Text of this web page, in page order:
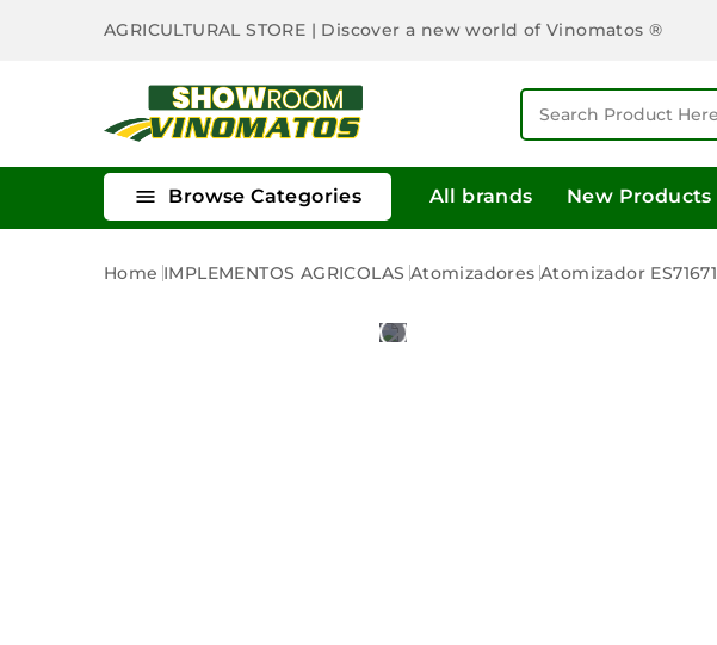
AGRICULTURAL STORE | Discover a new world of Vinomatos ®
 Browse Categories All brands New Products
Home IMPLEMENTOS AGRICOLAS Atomizadores Atomizador ES71671